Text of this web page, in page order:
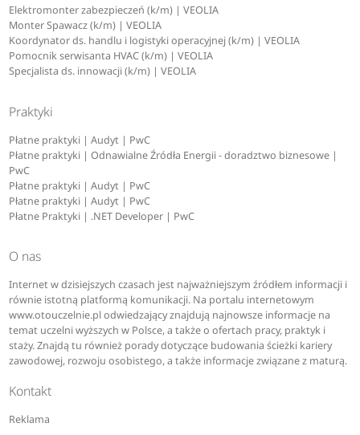
Elektromonter zabezpieczeń (k/m) | VEOLIA
Monter Spawacz (k/m) | VEOLIA
Koordynator ds. handlu i logistyki operacyjnej (k/m) | VEOLIA
Pomocnik serwisanta HVAC (k/m) | VEOLIA
Specjalista ds. innowacji (k/m) | VEOLIA
Praktyki
Płatne praktyki | Audyt | PwC
Płatne praktyki | Odnawialne Źródła Energii - doradztwo biznesowe |
PwC
Płatne praktyki | Audyt | PwC
Płatne praktyki | Audyt | PwC
Płatne Praktyki | .NET Developer | PwC
O nas
Internet w dzisiejszych czasach jest najważniejszym źródłem informacji i
równie istotną platformą komunikacji. Na portalu internetowym
www.otouczelnie.pl odwiedzający znajdują najnowsze informacje na
temat uczelni wyższych w Polsce, a także o ofertach pracy, praktyk i
staży. Znajdą tu również porady dotyczące budowania ścieżki kariery
zawodowej, rozwoju osobistego, a także informacje związane z maturą.
Kontakt
Reklama